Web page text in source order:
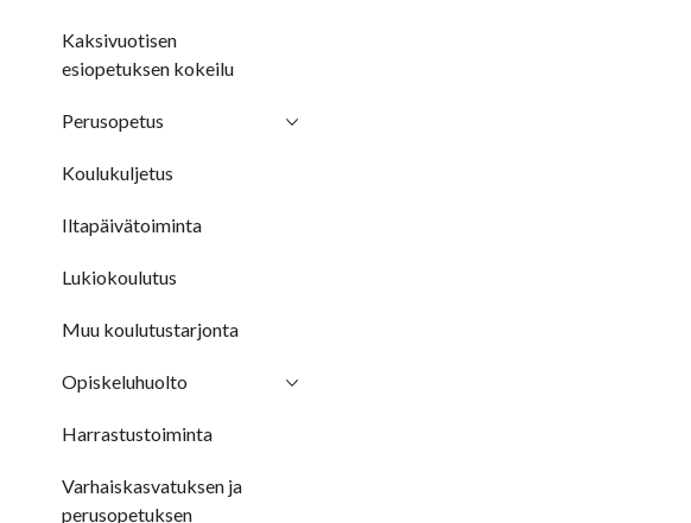
Kaksivuotisen
esiopetuksen kokeilu
Perusopetus
Koulukuljetus
Iltapäivätoiminta
Lukiokoulutus
Muu koulutustarjonta
Opiskeluhuolto
Harrastustoiminta
Varhaiskasvatuksen ja
perusopetuksen